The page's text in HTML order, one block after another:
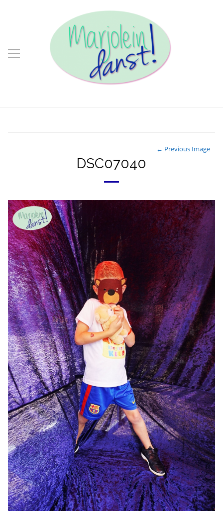
← Previous Image
DSC07040